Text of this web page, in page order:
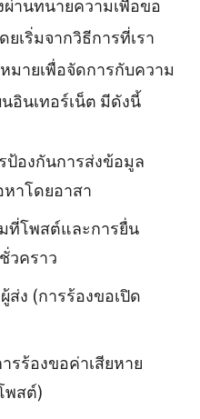
เริ่มจากวิธีการที่เรา
มายเพื่อจัดการกับความ
อินเทอร์เน็ต มีดังนี้
ป้องกันการส่งข้อมูล
าโดยอาสา
ที่โพสต์และการยื่น
วคราว
ส่ง (การร้องขอเปิด
รร้องขอค่าเสียหาย
พสต์)